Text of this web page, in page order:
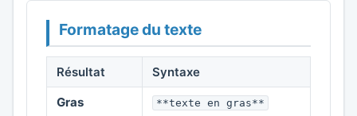
Formatage du texte
Résultat
Syntaxe
Gras
**texte en gras**